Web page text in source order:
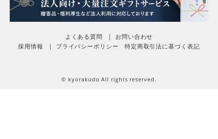
よくある質問
お問い合わせ
採用情報
プライバシーポリシー 特定商取引法に基づく表記
© kyorakudo All rights reserved.